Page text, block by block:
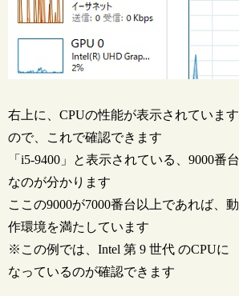
右上に、CPUの性能が表示されています
ので、これで確認できます
「i5-9400」と表示されている、9000番台
なのが分かります
ここの9000が7000番台以上であれば、動
作環境を満たしています
※この例では、Intel 第 9 世代 のCPUに
なっているのが確認できます